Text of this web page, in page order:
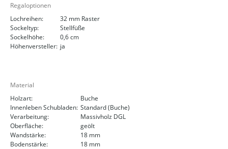
Regaloptionen
Lochreihen:
32 mm Raster
Sockeltyp:
Stellfüße
Sockelhöhe:
0,6 cm
Höhenversteller: ja
Material
Holzart:
Buche
Innenleben Schubladen: Standard (Buche)
Verarbeitung:
Massivholz DGL
Oberfläche:
geölt
Wandstärke:
18 mm
Bodenstärke:
18 mm